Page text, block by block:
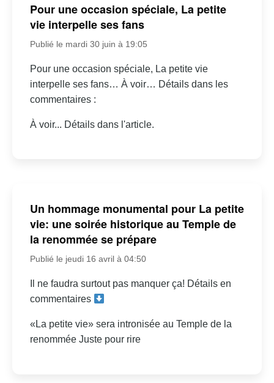
Pour une occasion spéciale, La petite
vie interpelle ses fans
Publié le mardi 30 juin à 19:05
Pour une occasion spéciale, La petite vie
interpelle ses fans… À voir… Détails dans les
commentaires :
À voir... Détails dans l'article.
Un hommage monumental pour La petite
vie: une soirée historique au Temple de
la renommée se prépare
Publié le jeudi 16 avril à 04:50
Il ne faudra surtout pas manquer ça! Détails en
commentaires
«La petite vie» sera intronisée au Temple de la
renommée Juste pour rire